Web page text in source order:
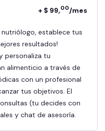
+ $ 99,00/mes
resultados!
personaliza tu
alimenticio a través de
con un profesional
tus objetivos. El
(tu decides con
y chat de asesoría.